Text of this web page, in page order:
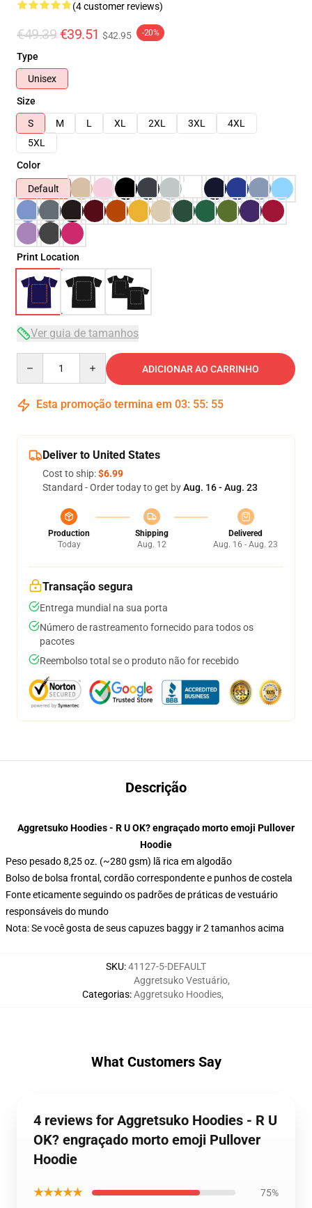
(4 customer reviews)
€49.39 €39.51 $42.95 -20%
Type
Unisex
Size
S
M L XL 2XL 3XL
4XL
5XL
Color
Default
Print Location
Ver guia de tamanhos
ADICIONAR AO CARRINHO
Esta promoção termina em 03: 55: 54
Deliver to United States
Cost to ship:$6.99
Standard - Order today to get byAug. 16 - Aug. 23
Production
Today
Shipping
Aug. 12
Delivered
Aug. 16 - Aug. 23
Transação segura
Entrega mundial na sua porta
Número de rastreamento fornecido para todos os
pacotes
Reembolso total se o produto não for recebido
Descrição
Aggretsuko Hoodies - R U OK? engraçado morto emoji Pullover
Hoodie
Peso pesado 8,25 oz. (~280 gsm) lã rica em algodão
Bolso de bolsa frontal, cordão correspondente e punhos de costela
Fonte eticamente seguindo os padrões de práticas de vestuário
responsáveis do mundo
Nota: Se você gosta de seus capuzes baggy ir 2 tamanhos acima
SKU:41127-5-DEFAULT
Categorias:
Aggretsuko Vestuário,
Aggretsuko Hoodies,
What Customers Say
4 reviews for Aggretsuko Hoodies - R U
OK? engraçado morto emoji Pullover
Hoodie
★★★★★ 75%